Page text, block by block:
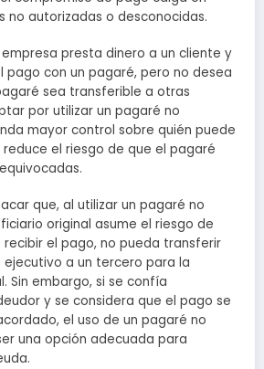
no autorizadas o desconocidas.
empresa presta dinero a un cliente y
pago con un pagaré, pero no desea
sea transferible a otras
por utilizar un pagaré no
mayor control sobre quién puede
el riesgo de que el pagaré
que, al utilizar un pagaré no
original asume el riesgo de
recibir el pago, no pueda transferir
a un tercero para la
Sin embargo, si se confía
y se considera que el pago se
el uso de un pagaré no
una opción adecuada para